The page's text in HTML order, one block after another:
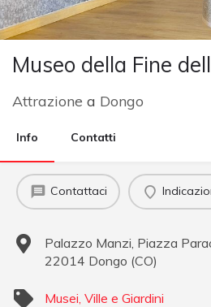
Museo della Fine
Attrazione a Dongo
Info Contatti
Contattaci
Palazzo Manzi, Piazza
22014 Dongo (CO)
Musei, Ville e Giardini